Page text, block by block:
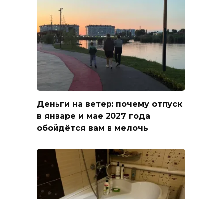
Деньги на ветер: почему отпуск
в январе и мае 2027 года
обойдётся вам в мелочь